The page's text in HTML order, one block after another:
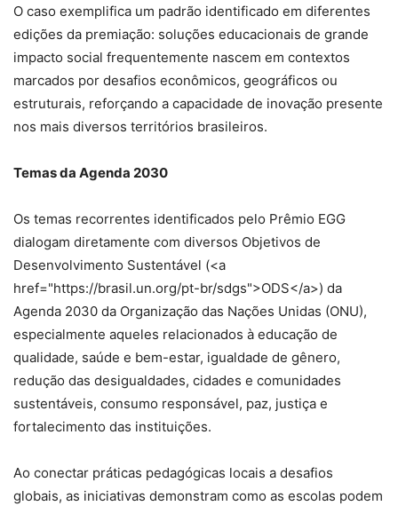
O caso exemplifica um padrão identificado em diferentes
edições da premiação: soluções educacionais de grande
impacto social frequentemente nascem em contextos
marcados por desafios econômicos, geográficos ou
estruturais, reforçando a capacidade de inovação presente
nos mais diversos territórios brasileiros.
Temas da Agenda 2030
Os temas recorrentes identificados pelo Prêmio EGG
dialogam diretamente com diversos Objetivos de
Desenvolvimento Sustentável (<a
href="https://brasil.un.org/pt-br/sdgs">ODS</a>) da
Agenda 2030 da Organização das Nações Unidas (ONU),
especialmente aqueles relacionados à educação de
qualidade, saúde e bem-estar, igualdade de gênero,
redução das desigualdades, cidades e comunidades
sustentáveis, consumo responsável, paz, justiça e
fortalecimento das instituições.
Ao conectar práticas pedagógicas locais a desafios
globais, as iniciativas demonstram como as escolas podem